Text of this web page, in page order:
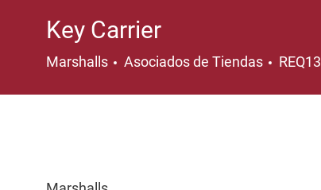
Key Carrier
Marshalls Categoría
Asociados de Tiendas